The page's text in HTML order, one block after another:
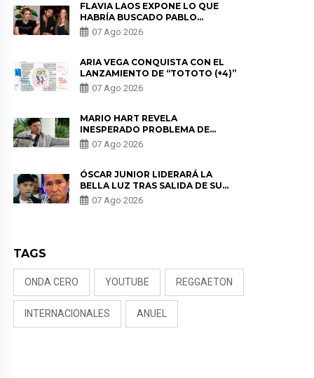
FLAVIA LAOS EXPONE LO QUE
HABRÍA BUSCADO PABLO
HEREDIA CON ALE FULLER: “UNA
DE LAS PARTES QUERÍA EL
07 Ago 2026
ARIA VEGA CONQUISTA CON EL
LANZAMIENTO DE “TOTOTO (+4)”
07 Ago 2026
MARIO HART REVELA
INESPERADO PROBLEMA DE
SALUD ANTES DE SEPARARSE DE
KORINA: “ME ENCONTRARON UN
07 Ago 2026
ÓSCAR JUNIOR LIDERARÁ LA
BELLA LUZ TRAS SALIDA DE SU
PADRE POR POLÉMICA CON
NALDY SALDAÑA
07 Ago 2026
TAGS
ONDA CERO YOUTUBE REGGAETON
INTERNACIONALES ANUEL